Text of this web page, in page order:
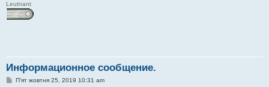
Leutnant
Информационное сообщение.
ПП'ят жовтня 25, 2019 10:31 am